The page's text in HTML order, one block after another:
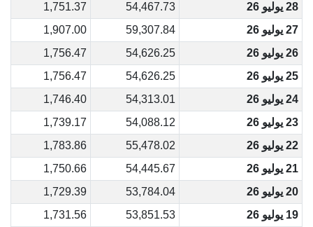
28 يوليو 26
54,467.73
1,751.37
27 يوليو 26
59,307.84
1,907.00
26 يوليو 26
54,626.25
1,756.47
25 يوليو 26
54,626.25
1,756.47
24 يوليو 26
54,313.01
1,746.40
23 يوليو 26
54,088.12
1,739.17
22 يوليو 26
55,478.02
1,783.86
21 يوليو 26
54,445.67
1,750.66
20 يوليو 26
53,784.04
1,729.39
19 يوليو 26
53,851.53
1,731.56